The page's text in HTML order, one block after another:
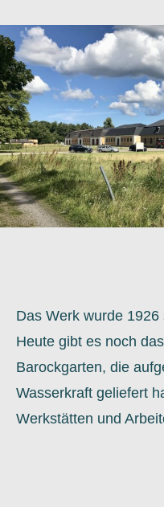
Das Werk wurde
Heute gibt es noch
Barockgarten, die
Wasserkraft geliefert
Werkstätten und